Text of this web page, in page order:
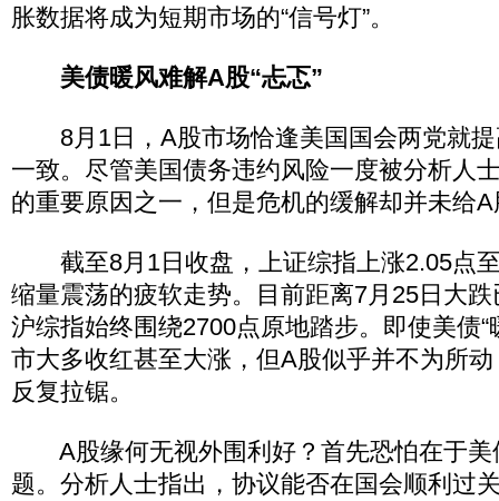
胀数据将成为短期市场的“信号灯”。
美债暖风难解A股“忐忑”
8月1日，A股市场恰逢美国国会两党就提
一致。尽管美国债务违约风险一度被分析人
的重要原因之一，但是危机的缓解却并未给
截至8月1日收盘，上证综指上涨2.05点
缩量震荡的疲软走势。目前距离7月25日大
沪综指始终围绕2700点原地踏步。即使美债“
市大多收红甚至大涨，但A股似乎并不为所
反复拉锯。
A股缘何无视外围利好？首先恐怕在于美
题。分析人士指出，协议能否在国会顺利过